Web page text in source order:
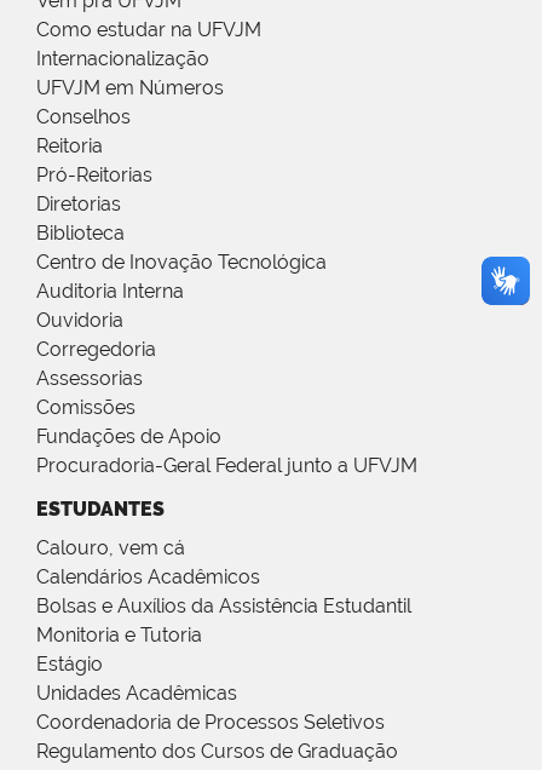
Como estudar na UFVJM
Internacionalização
UFVJM em Números
Conselhos
Reitoria
Pró-Reitorias
Diretorias
Biblioteca
Centro de Inovação Tecnológica
Auditoria Interna
Ouvidoria
Corregedoria
Assessorias
Comissões
Fundações de Apoio
Procuradoria-Geral Federal junto a UFVJM
ESTUDANTES
Calouro, vem cá
Calendários Acadêmicos
Bolsas e Auxílios da Assistência Estudantil
Monitoria e Tutoria
Estágio
Unidades Acadêmicas
Coordenadoria de Processos Seletivos
Regulamento dos Cursos de Graduação